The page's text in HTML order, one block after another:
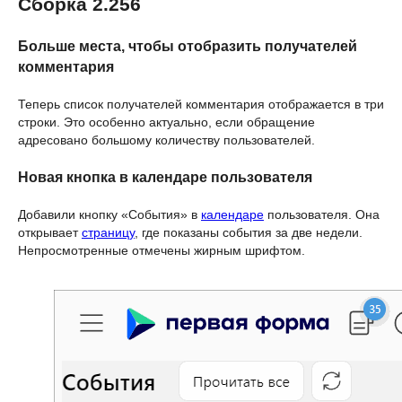
Больше места, чтобы отобразить получателей
комментария
Теперь список получателей комментария отображается в три
строки. Это особенно актуально, если обращение
адресовано большому количеству пользователей.
Новая кнопка в календаре пользователя
Добавили кнопку «События» в календаре пользователя. Она
открываетстраницу, где показаны события за две недели.
Непросмотренные отмечены жирным шрифтом.